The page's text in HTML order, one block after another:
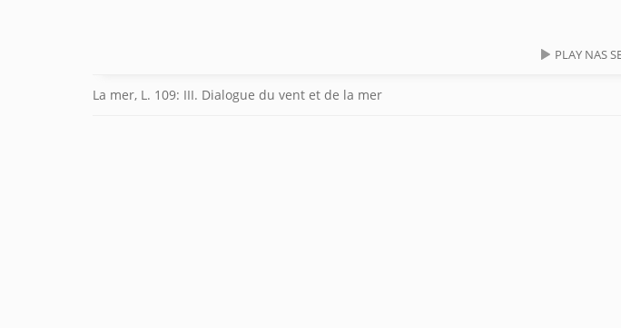
PLAY NAS
La mer, L. 109: III. Dialogue du vent et de la mer